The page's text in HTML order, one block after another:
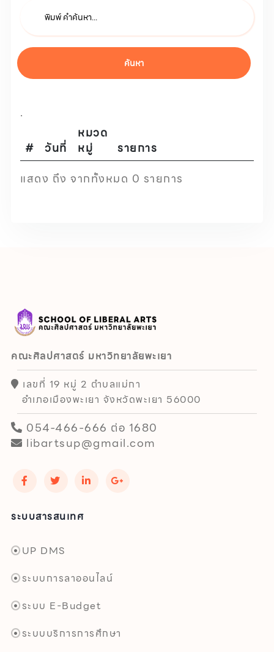
ค้นหา
.
#
วันที่
หมวด
หมู่
รายการ
แสดง ถึง จากทั้งหมด 0 รายการ
คณะศิลปศาสตร์ มหาวิทยาลัยพะเยา
เลขที่ 19 หมู่ 2 ตำบลแม่กา
อำเภอเมืองพะเยา จังหวัดพะเยา 56000
054-466-666 ต่อ 1680
libartsup@gmail.com
ระบบสารสนเทศ
UP DMS
ระบบการลาออนไลน์
ระบบ E-Budget
ระบบบริการการศึกษา